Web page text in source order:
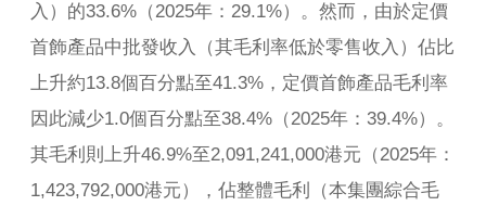
入）的33.6%（2025年：29.1%）。然而，由於定價
首飾產品中批發收入（其毛利率低於零售收入）佔比
上升約13.8個百分點至41.3%，定價首飾產品毛利率
因此減少1.0個百分點至38.4%（2025年：39.4%）。
其毛利則上升46.9%至2,091,241,000港元（2025年：
1,423,792,000港元），佔整體毛利（本集團綜合毛